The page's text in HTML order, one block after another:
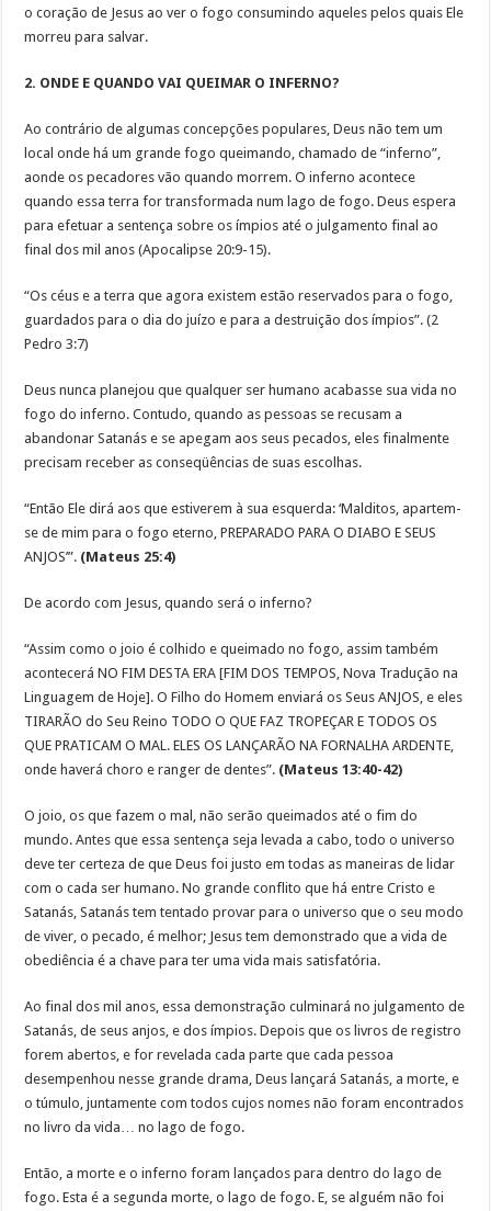
o coração de Jesus ao ver o fogo consumindo aqueles pelos quais Ele
morreu para salvar.
2. ONDE E QUANDO VAI QUEIMAR O INFERNO?
Ao contrário de algumas concepções populares, Deus não tem um
local onde há um grande fogo queimando, chamado de “inferno”,
aonde os pecadores vão quando morrem. O inferno acontece
quando essa terra for transformada num lago de fogo. Deus espera
para efetuar a sentença sobre os ímpios até o julgamento final ao
final dos mil anos (Apocalipse 20:9-15).
“Os céus e a terra que agora existem estão reservados para o fogo,
guardados para o dia do juízo e para a destruição dos ímpios”. (2
Pedro 3:7)
Deus nunca planejou que qualquer ser humano acabasse sua vida no
fogo do inferno. Contudo, quando as pessoas se recusam a
abandonar Satanás e se apegam aos seus pecados, eles finalmente
precisam receber as conseqüências de suas escolhas.
“Então Ele dirá aos que estiverem à sua esquerda: ‘Malditos, apartem-
se de mim para o fogo eterno, PREPARADO PARA O DIABO E SEUS
ANJOS’”. (Mateus 25:4)
De acordo com Jesus, quando será o inferno?
“Assim como o joio é colhido e queimado no fogo, assim também
acontecerá NO FIM DESTA ERA [FIM DOS TEMPOS, Nova Tradução na
Linguagem de Hoje]. O Filho do Homem enviará os Seus ANJOS, e eles
TIRARÃO do Seu Reino TODO O QUE FAZ TROPEÇAR E TODOS OS
QUE PRATICAM O MAL. ELES OS LANÇARÃO NA FORNALHA ARDENTE,
onde haverá choro e ranger de dentes”. (Mateus 13:40-42)
O joio, os que fazem o mal, não serão queimados até o fim do
mundo. Antes que essa sentença seja levada a cabo, todo o universo
deve ter certeza de que Deus foi justo em todas as maneiras de lidar
com o cada ser humano. No grande conflito que há entre Cristo e
Satanás, Satanás tem tentado provar para o universo que o seu modo
de viver, o pecado, é melhor; Jesus tem demonstrado que a vida de
obediência é a chave para ter uma vida mais satisfatória.
Ao final dos mil anos, essa demonstração culminará no julgamento de
Satanás, de seus anjos, e dos ímpios. Depois que os livros de registro
forem abertos, e for revelada cada parte que cada pessoa
desempenhou nesse grande drama, Deus lançará Satanás, a morte, e
o túmulo, juntamente com todos cujos nomes não foram encontrados
no livro da vida… no lago de fogo.
Então, a morte e o inferno foram lançados para dentro do lago de
fogo. Esta é a segunda morte, o lago de fogo. E, se alguém não foi